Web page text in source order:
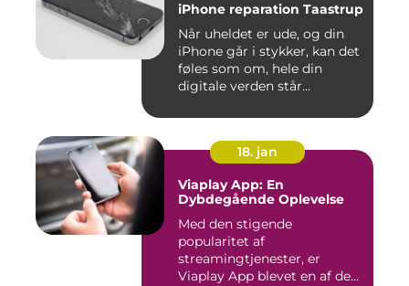
iPhone reparation Taastrup
Når uheldet er ude, og din
iPhone går i stykker, kan det
føles som om, hele din
digitale verden står...
18. jan
Viaplay App: En
Dybdegående Oplevelse
Med den stigende
popularitet af
streamingtjenester, er
Viaplay App blevet en af de